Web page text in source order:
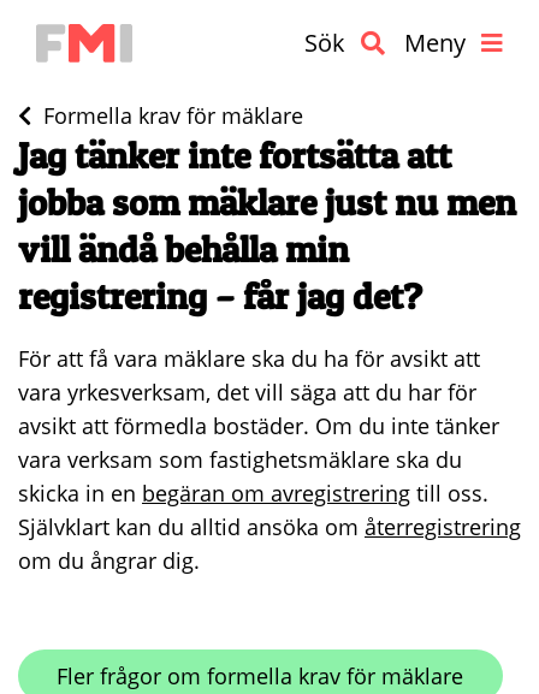
Sök Meny
Formella krav för mäklare
Jag tänker inte fortsätta att
jobba som mäklare just nu men
vill ändå behålla min
registrering – får jag det?
För att få vara mäklare ska du ha för avsikt att
vara yrkesverksam, det vill säga att du har för
avsikt att förmedla bostäder. Om du inte tänker
vara verksam som fastighetsmäklare ska du
skicka in en begäran om avregistrering till oss.
Självklart kan du alltid ansöka om återregistrering
om du ångrar dig.
Fler frågor om formella krav för mäklare